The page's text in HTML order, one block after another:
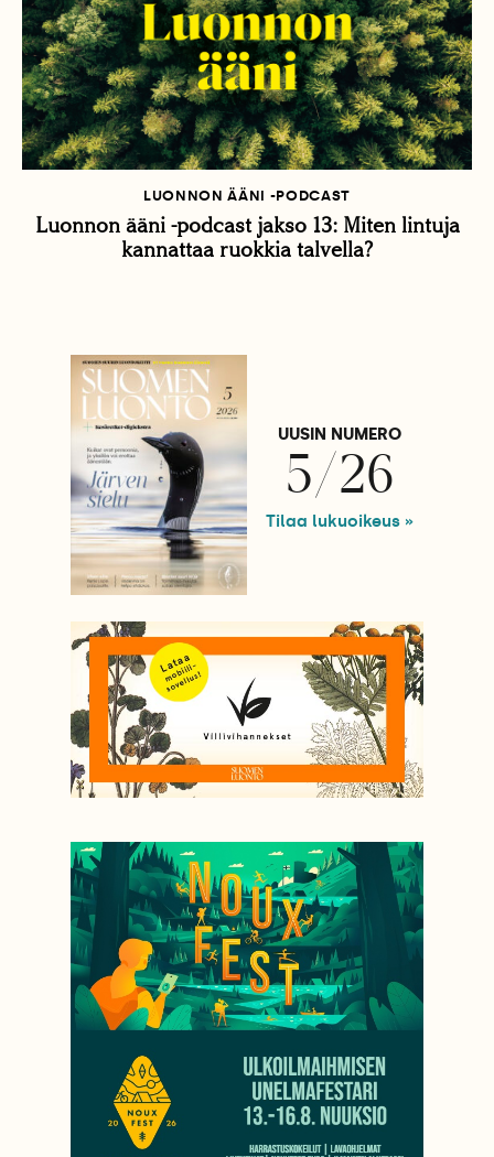
LUONNON ÄÄNI -PODCAST
Luonnon ääni -podcast jakso 13: Miten lintuja
kannattaa ruokkia talvella?
UUSIN NUMERO
5/26
Tilaa lukuoikeus »